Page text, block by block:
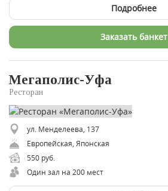
Подробнее
Заказать банкет
Мегаполис-Уфа
Ресторан
ул. Менделеева, 137
Европейская, Японская
550 руб.
Один зал на 200 мест